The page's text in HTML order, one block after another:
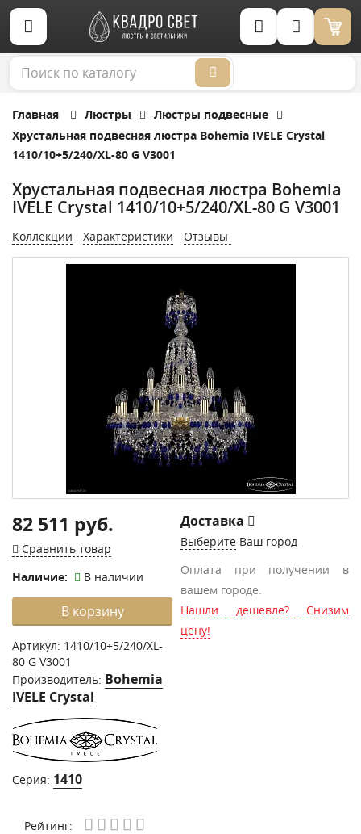
Корзина (0)
Главная Люстры
Люстры подвесные
Хрустальная подвесная люстра Bohemia IVELE Crystal
1410/10+5/240/XL-80 G V3001
Хрустальная подвесная люстра Bohemia
IVELE Crystal 1410/10+5/240/XL-80 G V3001
Коллекции Характеристики Отзывы
82 511 руб.
Сравнить товар
Наличие:
В наличии
В корзину
Артикул: 1410/10+5/240/XL-
80 G V3001
Производитель: Bohemia
IVELE Crystal
Серия: 1410
Доставка
Выберите Ваш город
Оплата при получении в
вашем городе.
Нашли дешевле? Снизим
цену!
Рейтинг: